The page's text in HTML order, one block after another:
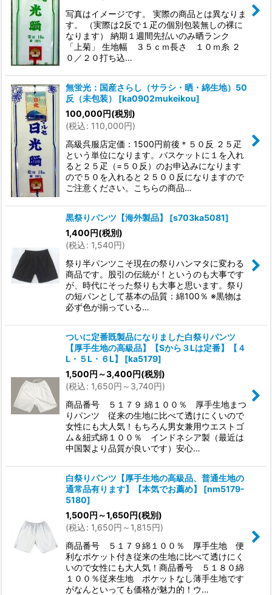
写真はイメージです。 実際の商品とは異なりま
す。 （実際は2反で１疋の個別包装無しの裸に
なります） 納期１週間先払いのみ晒ランク
「上菊」 生地幅 ３５ｃｍ長さ １０ｍ糸 ２
０／２０打ち込…
無蛍光：国産さらし（サラシ・晒・綿生地）50
反（未包装）
[ka0902mukeikou]
100,000円(税別)
(税込: 110,000円)
高級呉服店定価：1500円前後＊５０反 ２５疋
という単位になります。バスケットに１を入れ
ると２５疋（=５０反）のお申込みになります
ので５０を入れると２５００反になりますので
ご注意ください。こちらの商品…
黒祭りパンツ【海外製品】 [s703ka5081]
1,400円(税別)
(税込: 1,540円)
祭り半パンツこそ現在の祭りハンマタに変わる
商品です。股引の伝統が！というのも大事です
が、時代にそった祭りも大事と思います。祭り
の短パンとして基本の品質：綿100％ ※黒物は
必ず色が揃っている…
ついに定番既製品になりました白祭りパンツ
【厚手生地の高級品】【Sから３Lは定番】【４
L・５L・６L】
[ka5179]
1,500円 ～3,400円(税別)
(税込: 1,650円 ～3,740円)
商品番号 ５１７９ 綿１００％ 厚手生地まつ
りパンツ 従来の生地に比べて透けにくいので
女性にも大人気！もちろん男女兼用ウエストゴ
ム＆紐式綿１００％ インドネシア製（最近は
中国製より品質が良いです）安心…
白祭りパンツ【厚手生地の高級品、普通生地の
通常品有ります】【本気でお薦め】
[nm5179-
5180]
1,500円 ～1,650円(税別)
(税込: 1,650円 ～1,815円)
商品番号 ５１７９綿１００％ 厚手生地 便
利なポケット付き従来の生地に比べて透けにく
いので女性にも大人気！商品番号 ５１８０綿
１００％従来生地 ポケットなし薄手生地です
がなんといっても価格が魅力的！ウ…